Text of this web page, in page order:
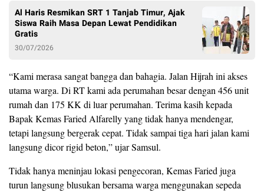
Al Haris Resmikan SRT 1 Tanjab Timur, Ajak
Siswa Raih Masa Depan Lewat Pendidikan
Gratis
30/07/2026
“Kami merasa sangat bangga dan bahagia. Jalan Hijrah ini akses
utama warga. Di RT kami ada perumahan besar dengan 456 unit
rumah dan 175 KK di luar perumahan. Terima kasih kepada
Bapak Kemas Faried Alfarelly yang tidak hanya mendengar,
tetapi langsung bergerak cepat. Tidak sampai tiga hari jalan kami
langsung dicor rigid beton,” ujar Samsul.
Tidak hanya meninjau lokasi pengecoran, Kemas Faried juga
turun langsung blusukan bersama warga menggunakan sepeda